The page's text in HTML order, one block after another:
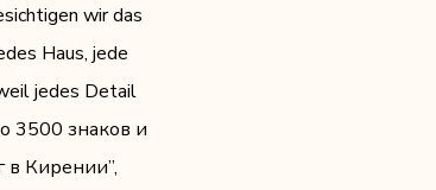
wir das
Haus, jede
jedes Detail
3500 знаков и
в Кирении”,